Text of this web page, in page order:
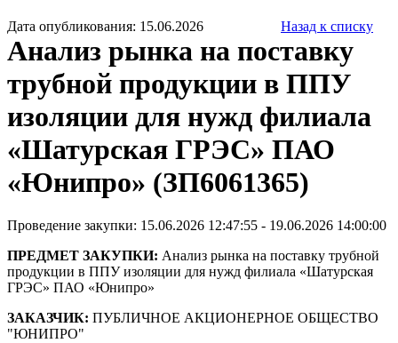
Дата опубликования: 15.06.2026 Назад к списку
Анализ рынка на поставку
трубной продукции в ППУ
изоляции для нужд филиала
«Шатурская ГРЭС» ПАО
«Юнипро» (ЗП6061365)
Проведение закупки: 15.06.2026 12:47:55 - 19.06.2026 14:00:00
ПРЕДМЕТ ЗАКУПКИ: Анализ рынка на поставку трубной
продукции в ППУ изоляции для нужд филиала «Шатурская
ГРЭС» ПАО «Юнипро»
ЗАКАЗЧИК: ПУБЛИЧНОЕ АКЦИОНЕРНОЕ ОБЩЕСТВО
"ЮНИПРО"